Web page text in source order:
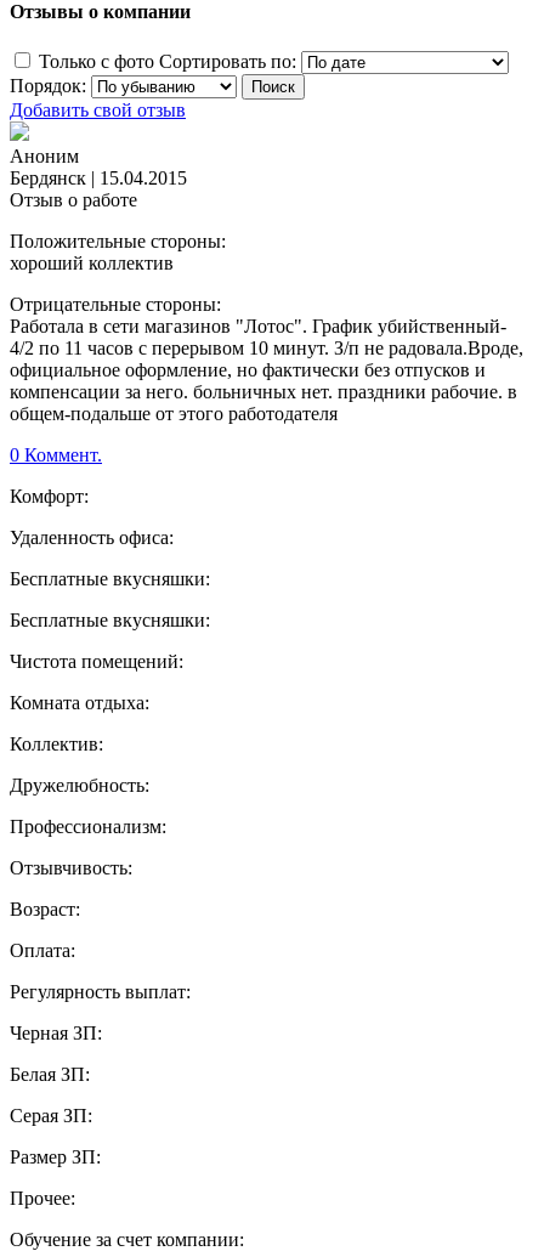
Отзывы о компании
Только с фото Сортировать по:
Порядок:
Добавить свой отзыв
Аноним
Бердянск | 15.04.2015
Отзыв о работе
Положительные стороны:
хороший коллектив
Отрицательные стороны:
Работала в сети магазинов "Лотос". График убийственный-
4/2 по 11 часов с перерывом 10 минут. З/п не радовала.Вроде,
официальное оформление, но фактически без отпусков и
компенсации за него. больничных нет. праздники рабочие. в
общем-подальше от этого работодателя
0 Коммент.
Комфорт:
Удаленность офиса:
Бесплатные вкусняшки:
Бесплатные вкусняшки:
Чистота помещений:
Комната отдыха:
Коллектив:
Дружелюбность:
Профессионализм:
Отзывчивость:
Возраст:
Оплата:
Регулярность выплат:
Черная ЗП:
Белая ЗП:
Серая ЗП:
Размер ЗП:
Прочее:
Обучение за счет компании: